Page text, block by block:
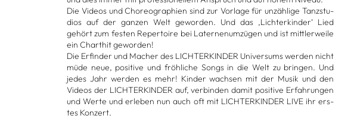
Die Videos und Cho­reo­gra­phien sind zur Vor­lage für unzäh­lige Tanz­stu­
dios auf der gan­zen Welt gewor­den. Und das ‚Lich­ter­kin­der‘ Lied
gehört zum fes­ten Reper­toire bei Later­nen­um­zü­gen und ist mitt­ler­weile
ein Chart­hit gewor­den!
Die Erfin­der und Macher des LICH­TER­KIN­DER Uni­ver­sums wer­den nicht
müde neue, posi­tive und fröh­li­che Songs in die Welt zu brin­gen. Und
jedes Jahr wer­den es mehr! Kin­der wach­sen mit der Musik und den
Videos der LICH­TER­KIN­DER auf, ver­bin­den damit posi­tive Erfah­run­gen
und Werte und erle­ben nun auch oft mit LICH­TER­KIN­DER LIVE ihr ers­
tes Kon­zert.